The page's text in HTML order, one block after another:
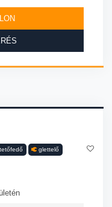
tetőfedő glettelő